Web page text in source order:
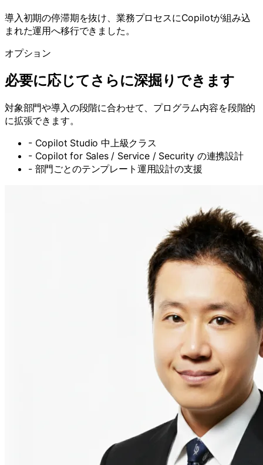
導入初期の停滞期を抜け、業務プロセスにCopilotが組み込
まれた運用へ移行できました。
オプション
必要に応じてさらに深掘りできます
対象部門や導入の段階に合わせて、プログラム内容を段階的
に拡張できます。
- Copilot Studio 中上級クラス
- Copilot for Sales / Service / Security の連携設計
- 部門ごとのテンプレート運用設計の支援